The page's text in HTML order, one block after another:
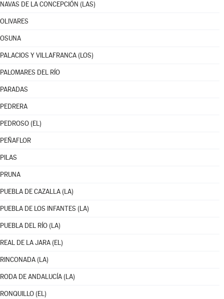
NAVAS DE LA CONCEPCIÓN (LAS)
OLIVARES
OSUNA
PALACIOS Y VILLAFRANCA (LOS)
PALOMARES DEL RÍO
PARADAS
PEDRERA
PEDROSO (EL)
PEÑAFLOR
PILAS
PRUNA
PUEBLA DE CAZALLA (LA)
PUEBLA DE LOS INFANTES (LA)
PUEBLA DEL RÍO (LA)
REAL DE LA JARA (EL)
RINCONADA (LA)
RODA DE ANDALUCÍA (LA)
RONQUILLO (EL)